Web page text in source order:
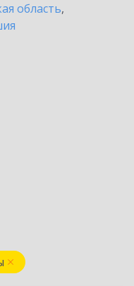
область,